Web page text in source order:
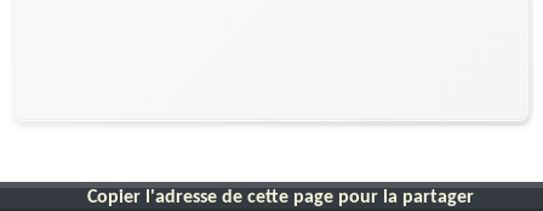
Copier l'adresse de cette page pour la partager